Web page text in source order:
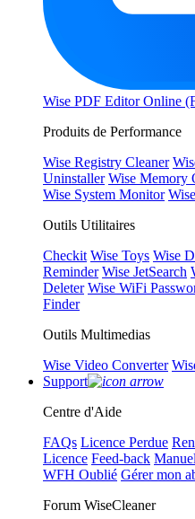
Wise PDF Editor Online
Produits de Performance
Wise Registry Cleaner
Uninstaller Wise Memory
Wise System Monitor
Outils Utilitaires
Checkit Wise Toys Wise
Reminder Wise JetSearch
Deleter Wise WiFi
Finder
Outils Multimedias
Wise Video Converter
Support
Centre d'Aide
FAQs Licence Perdue
Licence Feed-back
WFH Oublié Gérer mon
Forum WiseCleaner